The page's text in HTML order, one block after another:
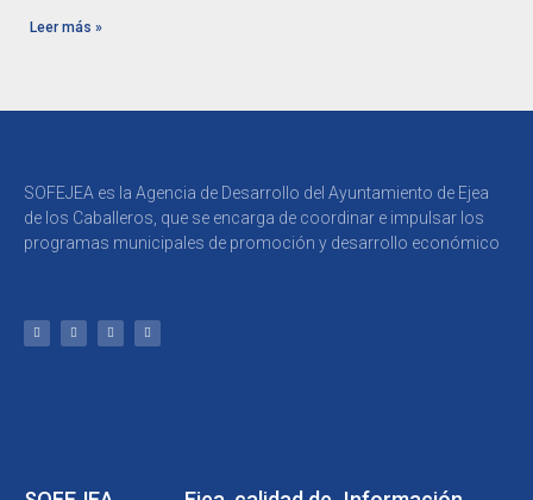
Leer más »
SOFEJEA es la Agencia de Desarrollo del Ayuntamiento de Ejea
de los Caballeros, que se encarga de coordinar e impulsar los
programas municipales de promoción y desarrollo económico